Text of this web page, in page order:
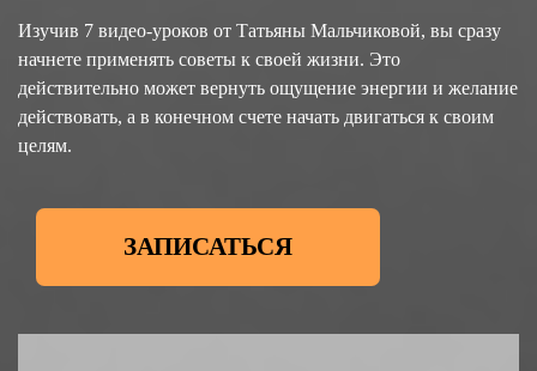
Изучив 7 видео-уроков от Татьяны Мальчиковой, вы сразу
начнете применять советы к своей жизни. Это
действительно может вернуть ощущение энергии и желание
действовать, а в конечном счете начать двигаться к своим
целям.
ЗАПИСАТЬСЯ